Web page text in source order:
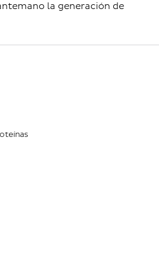
la generación de